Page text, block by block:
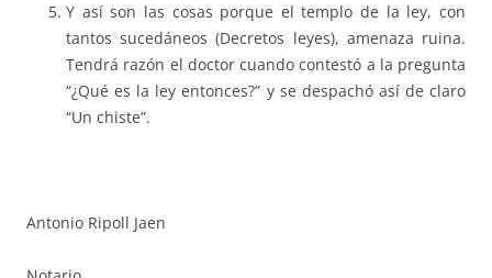
Y así son las cosas porque el templo de la ley, con
tantos sucedáneos (Decretos leyes), amenaza ruina.
Tendrá razón el doctor cuando contestó a la pregunta
“¿Qué es la ley entonces?” y se despachó así de claro
“Un chiste”.
Antonio Ripoll Jaen